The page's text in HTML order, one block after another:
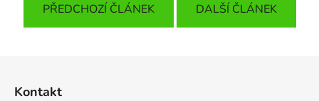
PŘEDCHOZÍ ČLÁNEK DALŠÍ ČLÁNEK
Kontakt